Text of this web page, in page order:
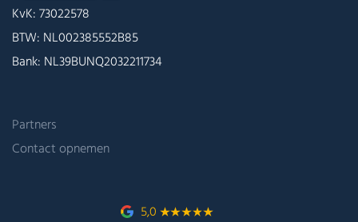
KvK: 73022578
BTW: NL002385552B85
Bank: NL39BUNQ2032211734
Partners
Contact opnemen
5,0